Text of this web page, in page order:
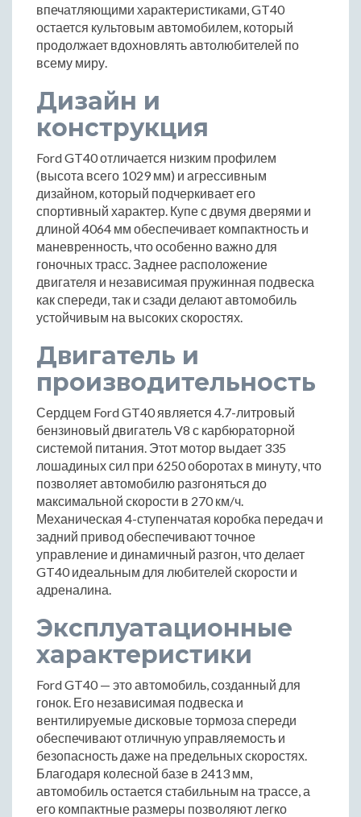
впечатляющими характеристиками, GT40
остается культовым автомобилем, который
продолжает вдохновлять автолюбителей по
всему миру.
Дизайн и
конструкция
Ford GT40 отличается низким профилем
(высота всего 1029 мм) и агрессивным
дизайном, который подчеркивает его
спортивный характер. Купе с двумя дверями и
длиной 4064 мм обеспечивает компактность и
маневренность, что особенно важно для
гоночных трасс. Заднее расположение
двигателя и независимая пружинная подвеска
как спереди, так и сзади делают автомобиль
устойчивым на высоких скоростях.
Двигатель и
производительность
Сердцем Ford GT40 является 4.7-литровый
бензиновый двигатель V8 с карбюраторной
системой питания. Этот мотор выдает 335
лошадиных сил при 6250 оборотах в минуту, что
позволяет автомобилю разгоняться до
максимальной скорости в 270 км/ч.
Механическая 4-ступенчатая коробка передач и
задний привод обеспечивают точное
управление и динамичный разгон, что делает
GT40 идеальным для любителей скорости и
адреналина.
Эксплуатационные
характеристики
Ford GT40 — это автомобиль, созданный для
гонок. Его независимая подвеска и
вентилируемые дисковые тормоза спереди
обеспечивают отличную управляемость и
безопасность даже на предельных скоростях.
Благодаря колесной базе в 2413 мм,
автомобиль остается стабильным на трассе, а
его компактные размеры позволяют легко